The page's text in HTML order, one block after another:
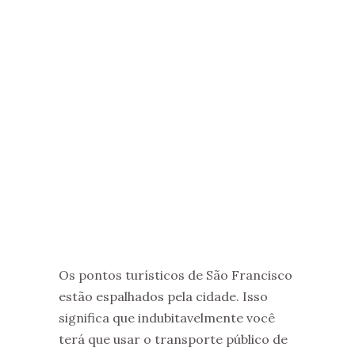
Os pontos turísticos de São Francisco
estão espalhados pela cidade. Isso
significa que indubitavelmente você
terá que usar o transporte público de